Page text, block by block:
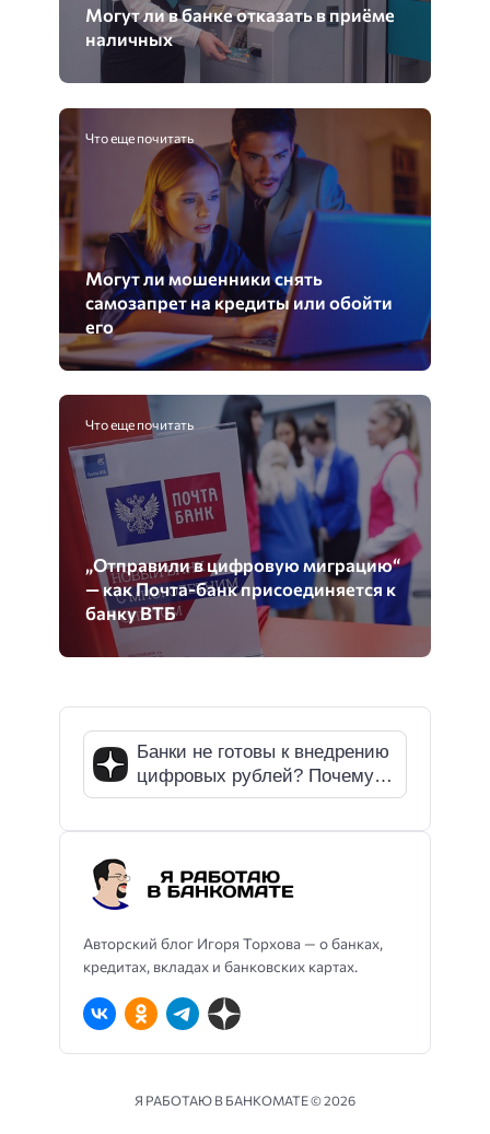
Могут ли в банке отказать в приёме
наличных
Что еще почитать
Могут ли мошенники снять
самозапрет на кредиты или обойти
его
Что еще почитать
„Отправили в цифровую миграцию“
— как Почта-банк присоединяется к
банку ВТБ
Авторский блог Игоря Торхова — о банках,
кредитах, вкладах и банковских картах.
Банки не готовы к внедрению
цифровых рублей? Почему
СМИ ошибаются
Я РАБОТАЮ В БАНКОМАТЕ ©2026